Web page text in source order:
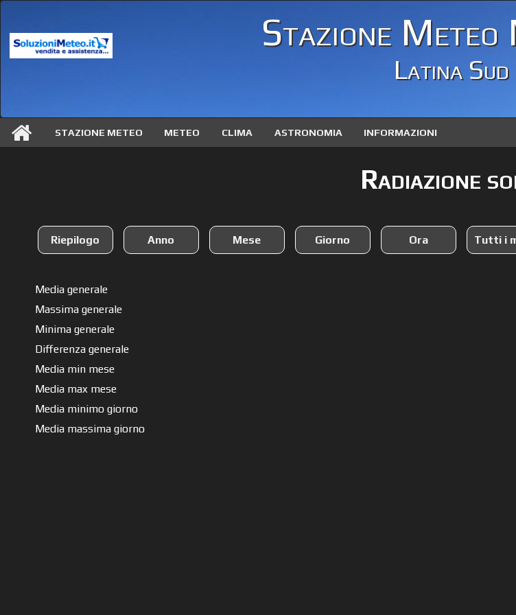
Stazione
Latina
STAZIONE METEO METEO CLIMA ASTRONOMIA INFORMAZIONI
Radiazione
Riepilogo Anno Mese Giorno Ora Tutti i
Media generale
Massima generale
Minima generale
Differenza generale
Media min mese
Media max mese
Media minimo giorno
Media massima giorno